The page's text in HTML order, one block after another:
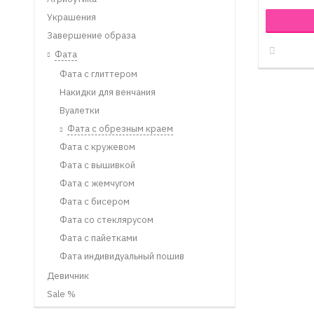
Украшения
Завершение образа
Фата
Фата с глиттером
Накидки для венчания
Вуалетки
Фата с обрезным краем
Фата с кружевом
Фата с вышивкой
Фата с жемчугом
Фата с бисером
Фата со стеклярусом
Фата с пайетками
Фата индивидуальный пошив
Девичник
Sale %